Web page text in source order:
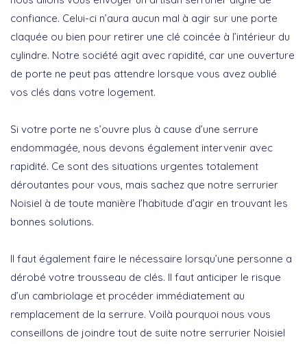
confiance. Celui-ci n’aura aucun mal à agir sur une porte
claquée ou bien pour retirer une clé coincée à l’intérieur du
cylindre. Notre société agit avec rapidité, car une ouverture
de porte ne peut pas attendre lorsque vous avez oublié
vos clés dans votre logement.
Si votre porte ne s’ouvre plus à cause d’une serrure
endommagée, nous devons également intervenir avec
rapidité. Ce sont des situations urgentes totalement
déroutantes pour vous, mais sachez que notre serrurier
Noisiel à de toute manière l’habitude d’agir en trouvant les
bonnes solutions.
Il faut également faire le nécessaire lorsqu’une personne a
dérobé votre trousseau de clés. Il faut anticiper le risque
d’un cambriolage et procéder immédiatement au
remplacement de la serrure. Voilà pourquoi nous vous
conseillons de joindre tout de suite notre serrurier Noisiel